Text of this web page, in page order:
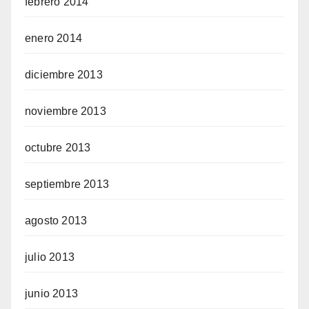
enero 2014
diciembre 2013
noviembre 2013
octubre 2013
septiembre 2013
agosto 2013
julio 2013
junio 2013